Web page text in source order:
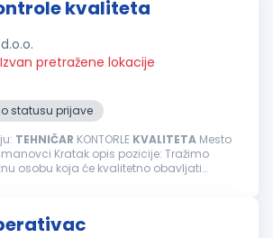
kvaliteta
Izvan pretražene lokacije
statusu prijave
TEHNIČAR KONTORLE KVALITETA Mesto
Kratak opis pozicije: Tražimo
osobu koja će kvalitetno obavljati